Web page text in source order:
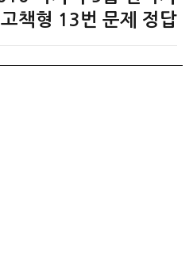
고책형 13번 문제 정답